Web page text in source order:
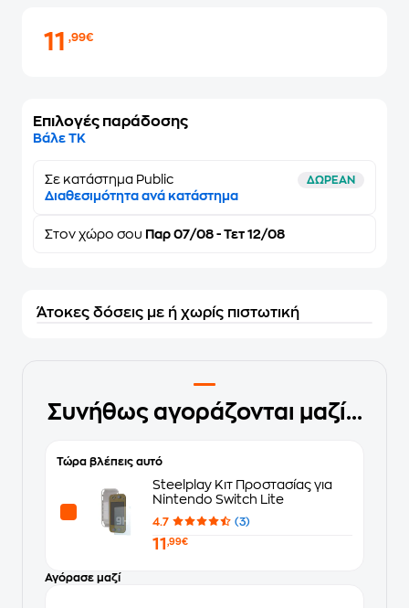
11,99€
Επιλογές παράδοσης
Βάλε ΤΚ
Σε κατάστημα Public ΔΩΡΕΑΝ
Διαθεσιμότητα ανά κατάστημα
Στον χώρο σου Παρ 07/08 - Τετ 12/08
Άτοκες δόσεις με ή χωρίς πιστωτική
Συνήθως αγοράζονται μαζί...
Τώρα βλέπεις αυτό
Steelplay Κιτ Προστασίας για
Nintendo Switch Lite
4.7 (3)
11 ,99€
Αγόρασε μαζί